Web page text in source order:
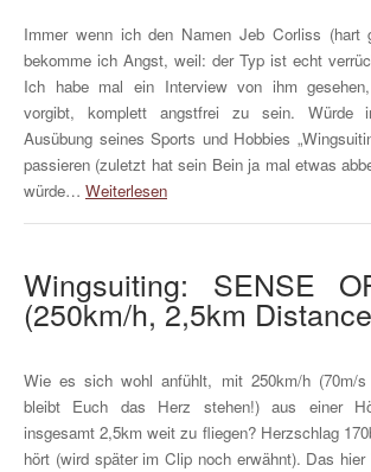
Immer wenn ich den Namen Jeb Corliss (hart
bekomme ich Angst, weil: der Typ ist echt
Ich habe mal ein Interview von ihm
vorgibt, komplett angstfrei zu sein. Würde
Ausübung seines Sports und Hobbies
passieren (zuletzt hat sein Bein ja mal etwas
würde… Weiterlesen
Wingsuiting: SENSE
(250km/h, 2,5km
Wie es sich wohl anfühlt, mit 250km/h (70m/
bleibt Euch das Herz stehen!) aus einer
insgesamt 2,5km weit zu fliegen? Herzschlag
hört (wird später im Clip noch erwähnt). Das